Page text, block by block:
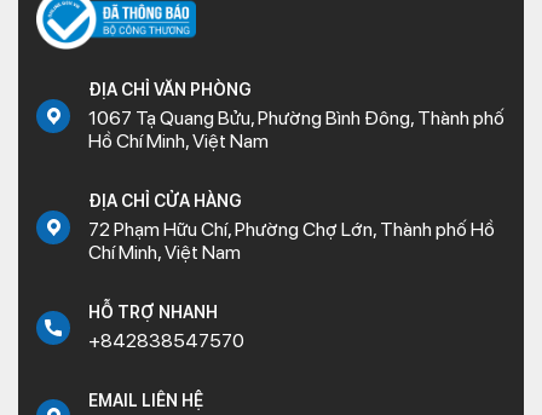
ĐỊA CHỈ VĂN PHÒNG
1067 Tạ Quang Bửu, Phường Bình Đông, Thành phố
Hồ Chí Minh, Việt Nam
ĐỊA CHỈ CỬA HÀNG
72 Phạm Hữu Chí, Phường Chợ Lớn, Thành phố Hồ
Chí Minh, Việt Nam
HỖ TRỢ NHANH
+842838547570
EMAIL LIÊN HỆ